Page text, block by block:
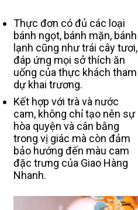
Thực đơn có đủ các loại
bánh ngọt, bánh mặn, bánh
lạnh cũng như trái cây tươi,
đáp ứng mọi sở thích ăn
uống của thực khách tham
dự khai trương.
Kết hợp với trà và nước
cam, không chỉ tạo nên sự
hòa quyện và cân bằng
trong vị giác mà còn đảm
bảo hướng đến màu cam
đặc trưng của Giao Hàng
Nhanh.